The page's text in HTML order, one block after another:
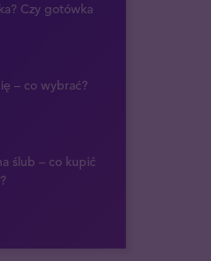
Czy gotówka
– co wybrać?
ślub – co kupić